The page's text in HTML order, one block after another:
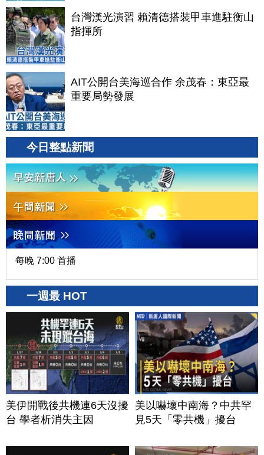
台灣漢光演習 賴清德搭裝甲車進駐衡山
指揮所
AIT公開台美海巡合作 余茂春：東亞最
重要局勢發展
今日整點新聞
每晚 7:00 首播
一週最 HOT
美伊開戰後共機連6天沒擾
台 學者析消失主因
美以嚇壞中南海？中共罕
見5天「零共機」擾台